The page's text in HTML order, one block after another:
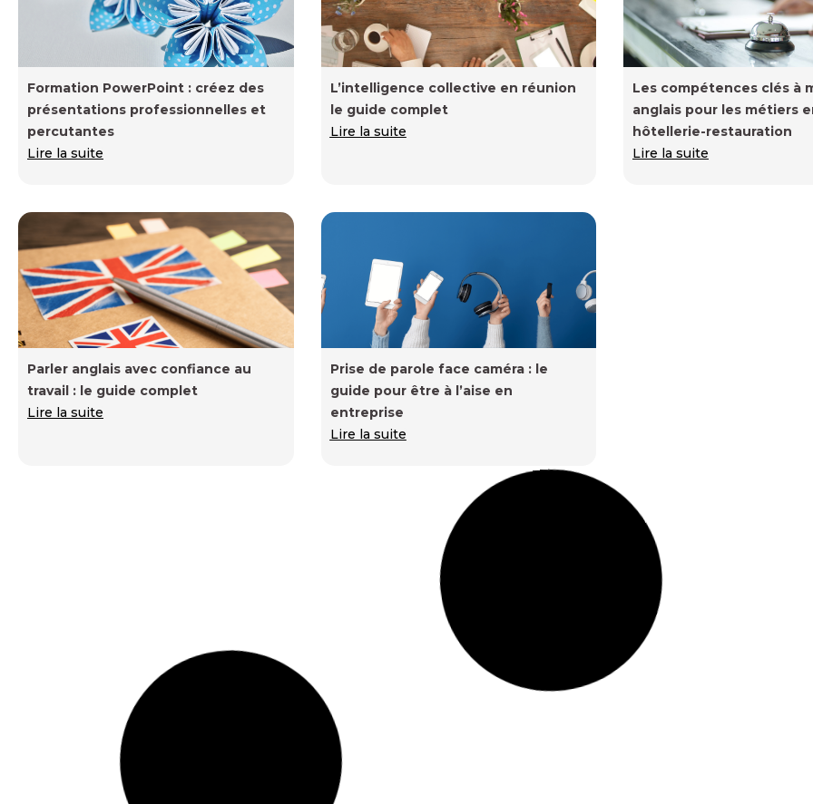
Formation PowerPoint : créez des
présentations professionnelles et
percutantes
Lire la suite
L’intelligence collective en réunion
le guide complet
Lire la suite
Les compétences clés à
anglais pour les métiers
hôtellerie-restauration
Lire la suite
Parler anglais avec confiance au
travail : le guide complet
Lire la suite
Prise de parole face caméra : le
guide pour être à l’aise en
entreprise
Lire la suite
Marketing de soi : le guide pour
rester authentique en entreprise
Comment donner un feedback
constructif ? La méthode pour les
Lire la suite
10 raisons pour lesquelles